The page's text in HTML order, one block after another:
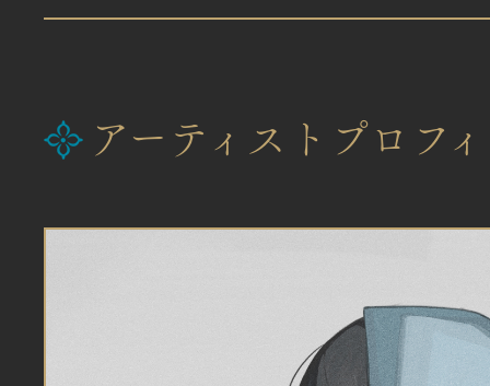
アーティストプロフ